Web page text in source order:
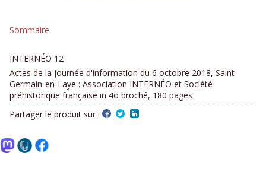
Sommaire
INTERNÉO 12
Actes de la journée d'information du 6 octobre 2018, Saint-
Germain-en-Laye : Association INTERNÉO et Société
préhistorique française in 4o broché, 180 pages
Partager le produit sur :